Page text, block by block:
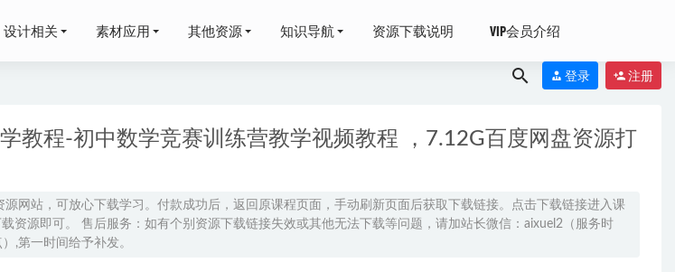
设计相关 素材应用 其他资源 知识导航 资源下载说明 VIP会员介绍
登录 注册
教程-初中数学竞赛训练营教学视频教程 ，7.12G百度网盘资源打
源网站，可放心下载学习。付款成功后，返回原课程页面，手动刷新页面后获取下载链接。点击下载链接进入课
资源即可。 售后服务：如有个别资源下载链接失效或其他无法下载等问题，请加站长微信：aixuel2（服务时
,第一时间给予补发。
22
带货，可引流，可刷礼物（附全套软件）,百度网盘资